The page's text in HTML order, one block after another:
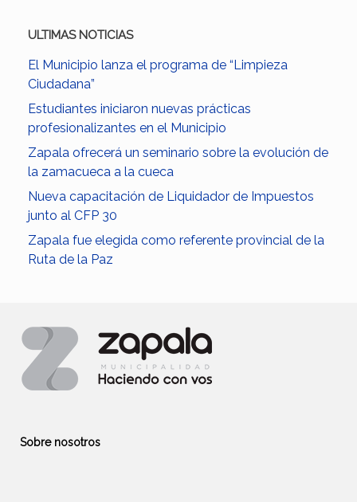
ULTIMAS NOTICIAS
El Municipio lanza el programa de “Limpieza
Ciudadana”
Estudiantes iniciaron nuevas prácticas
profesionalizantes en el Municipio
Zapala ofrecerá un seminario sobre la evolución de
la zamacueca a la cueca
Nueva capacitación de Liquidador de Impuestos
junto al CFP 30
Zapala fue elegida como referente provincial de la
Ruta de la Paz
Sobre nosotros